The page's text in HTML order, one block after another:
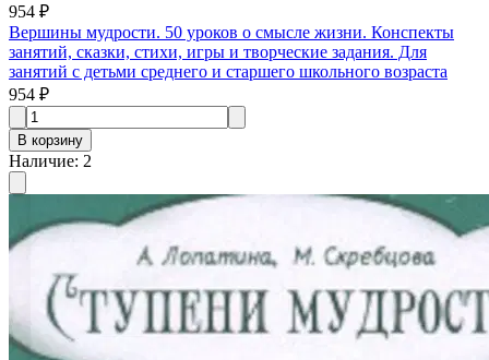
954 ₽
Вершины мудрости. 50 уроков о смысле жизни. Конспекты
занятий, сказки, стихи, игры и творческие задания. Для
занятий с детьми среднего и старшего школьного возраста
954 ₽
В корзину
Наличие: 2